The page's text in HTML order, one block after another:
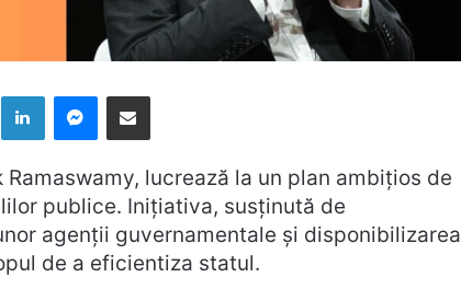
LinkedInMessenger
Distribuie prin mail
lucrează la un plan ambițios de
publice. Inițiativa, susținută de
agenții guvernamentale și disponibilizarea
de a eficientiza statul.